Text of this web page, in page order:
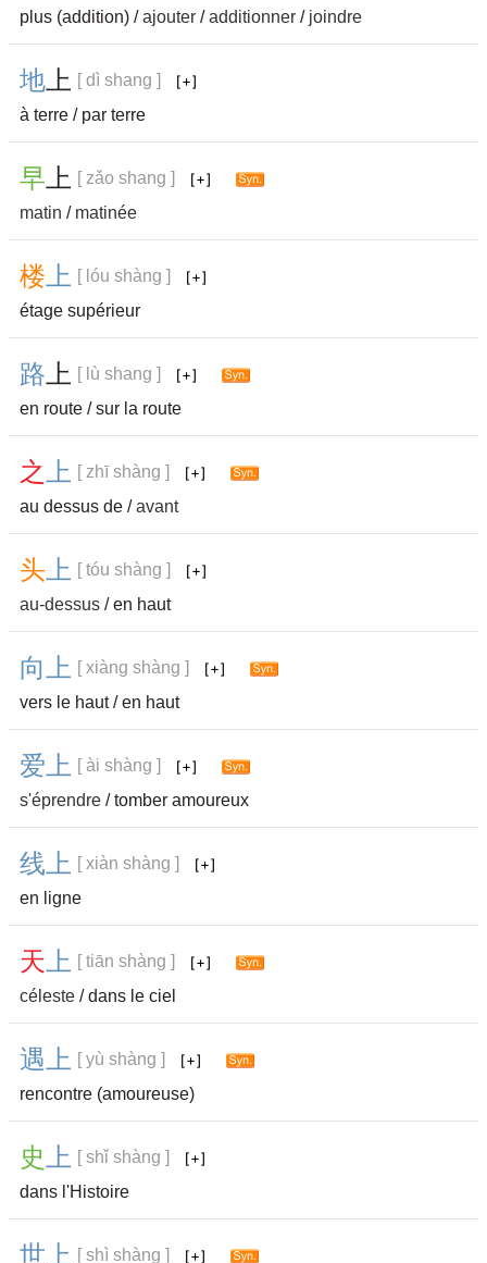
plus (addition) /ajouter /additionner / joindre
地 上 [ dì shang ]
à terre / par terre
早 上 [ zǎo shang ]
matin / matinée
楼 上 [ lóu shàng ]
étage supérieur
路 上 [ lù shang ]
en route / sur la route
之 上 [ zhī shàng ]
au dessus de /avant
头 上 [ tóu shàng ]
au-dessus / en haut
向 上 [ xiàng shàng ]
vers le haut / en haut
爱 上 [ ài shàng ]
s'éprendre / tomber amoureux
线 上 [ xiàn shàng ]
en ligne
天 上 [ tiān shàng ]
céleste / dans le ciel
遇 上 [ yù shàng ]
rencontre (amoureuse)
史 上 [ shǐ shàng ]
dans l'Histoire
世 上 [ shì shàng ]